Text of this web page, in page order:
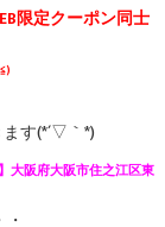
限定クーポン同士
す(*´▽｀*)
大阪府大阪市住之江区東